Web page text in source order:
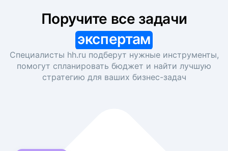
экспертам
Специалисты hh.ru подберут нужные инструменты,
помогут спланировать бюджет и найти лучшую
стратегию для ваших бизнес-задач